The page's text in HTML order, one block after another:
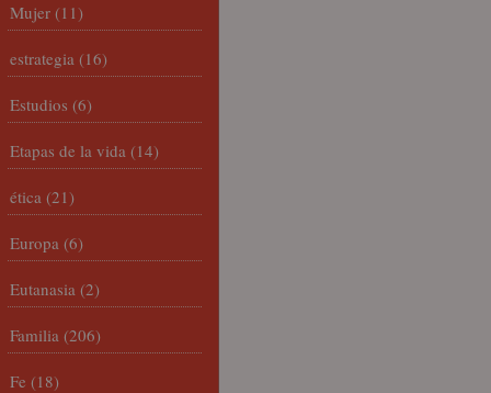
Mujer (11)
estrategia (16)
Estudios (6)
Etapas de la vida (14)
ética (21)
Europa (6)
Eutanasia (2)
Familia (206)
Fe (18)